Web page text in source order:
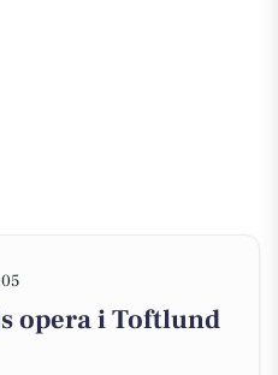
opera i Toftlund